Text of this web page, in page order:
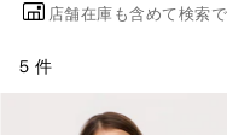
店舗在庫も含めて検索
5 件